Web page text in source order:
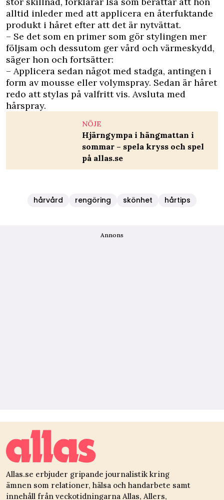
alltid inleder med att applicera en återfuktande
produkt i håret efter att det är nytvättat.
– Se det som en primer som gör stylingen mer
följsam och dessutom ger vård och värmeskydd,
säger hon och fortsätter:
– Applicera sedan något med stadga, antingen i
form av mousse eller volymspray. Sedan är håret
redo att stylas på valfritt vis. Avsluta med
hårspray.
NÖJE
Hjärngympa i hängmattan i
sommar – spela kryss och spel
på allas.se
hårvård rengöring skönhet hårtips
Annons
Allas.se erbjuder gripande journalistik kring
ämnen som relationer, hälsa och handarbete samt
innehåll från veckotidningarna Allas, Allers,